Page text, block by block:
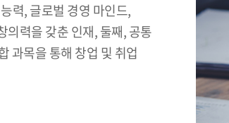
력, 글로벌 경영 마인드,
의력을 갖춘 인재, 둘째, 공통
과목을 통해 창업 및 취업